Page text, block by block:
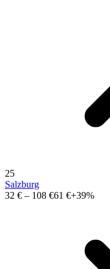
25
Salzburg
32 € – 108 €61 €+39%